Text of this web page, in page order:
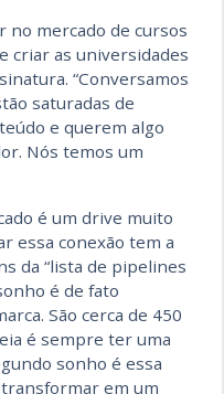
mercado de cursos
criar as universidades
“Conversamos
saturadas de
e querem algo
Nós temos um
é um drive muito
essa conexão tem a
da “lista de pipelines
é de fato
São cerca de 450
é sempre ter uma
sonho é essa
em um